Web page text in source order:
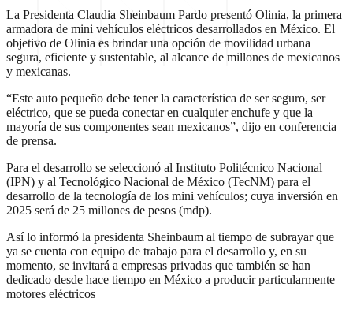
La Presidenta Claudia Sheinbaum Pardo presentó Olinia, la primera
armadora de mini vehículos eléctricos desarrollados en México. El
objetivo de Olinia es brindar una opción de movilidad urbana
segura, eficiente y sustentable, al alcance de millones de mexicanos
y mexicanas.
“Este auto pequeño debe tener la característica de ser seguro, ser
eléctrico, que se pueda conectar en cualquier enchufe y que la
mayoría de sus componentes sean mexicanos”, dijo en conferencia
de prensa.
Para el desarrollo se seleccionó al Instituto Politécnico Nacional
(IPN) y al Tecnológico Nacional de México (TecNM) para el
desarrollo de la tecnología de los mini vehículos; cuya inversión en
2025 será de 25 millones de pesos (mdp).
Así lo informó la presidenta Sheinbaum al tiempo de subrayar que
ya se cuenta con equipo de trabajo para el desarrollo y, en su
momento, se invitará a empresas privadas que también se han
dedicado desde hace tiempo en México a producir particularmente
motores eléctricos